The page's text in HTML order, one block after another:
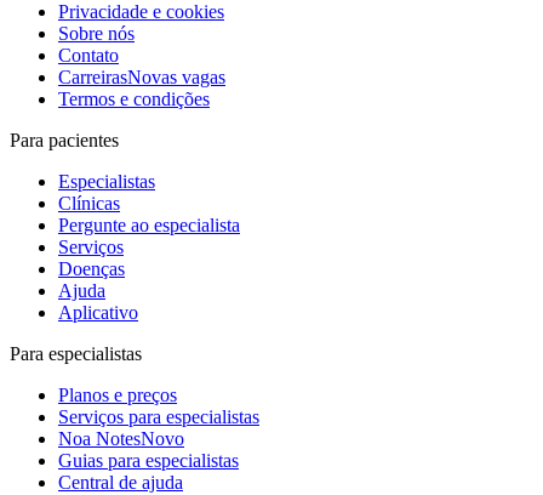
Privacidade e cookies
Sobre nós
Contato
CarreirasNovas vagas
Termos e condições
Para pacientes
Especialistas
Clínicas
Pergunte ao especialista
Serviços
Doenças
Ajuda
Aplicativo
Para especialistas
Planos e preços
Serviços para especialistas
Noa NotesNovo
Guias para especialistas
Central de ajuda